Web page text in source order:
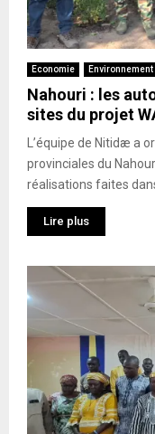
Economie Environnement
Nahouri : les
sites du projet
L’équipe de Nitidæ a
provinciales du
réalisations faites
Lire plus